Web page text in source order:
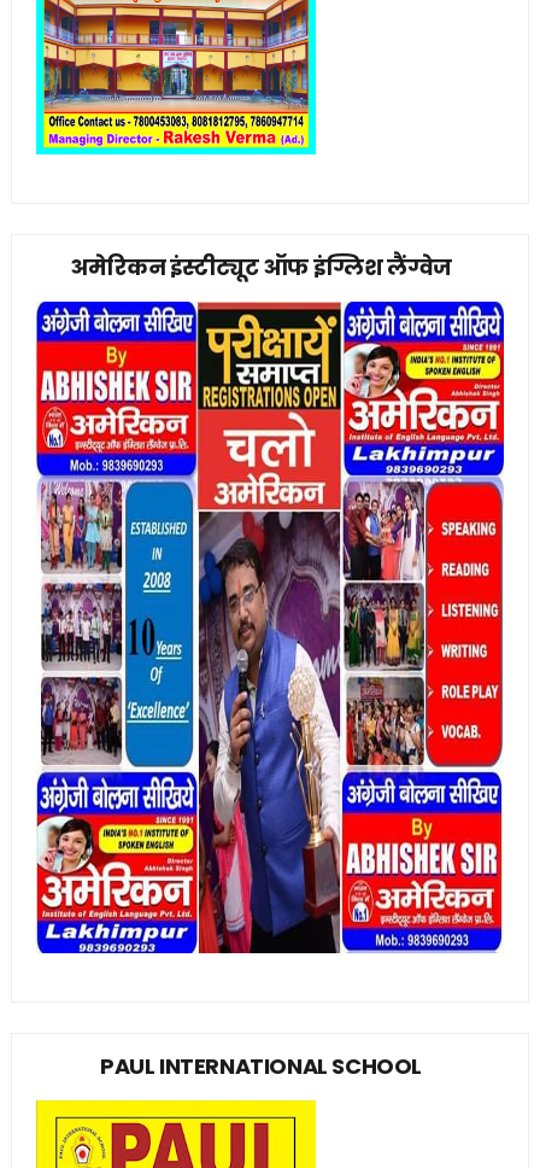
अमेरिकन इंस्टीट्यूट ऑफ इंग्लिश लैंग्वेज
PAUL INTERNATIONAL SCHOOL